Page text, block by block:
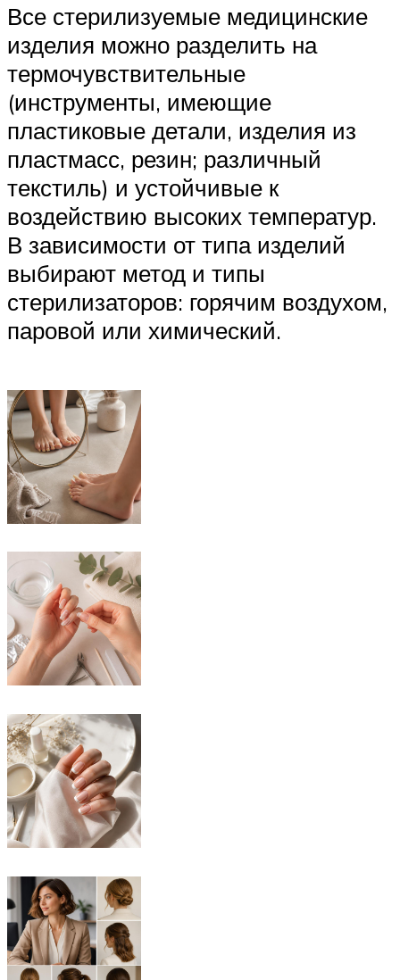
Все стерилизуемые медицинские
изделия можно разделить на
термочувствительные
(инструменты, имеющие
пластиковые детали, изделия из
пластмасс, резин; различный
текстиль) и устойчивые к
воздействию высоких температур.
В зависимости от типа изделий
выбирают метод и типы
стерилизаторов: горячим воздухом,
паровой или химический.